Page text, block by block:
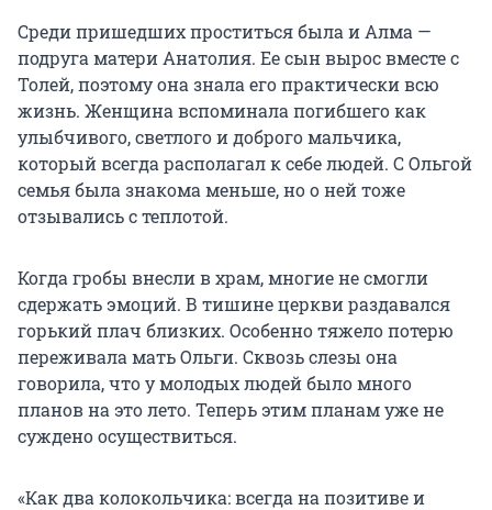
Среди пришедших проститься была и Алма —
подруга матери Анатолия. Ее сын вырос вместе с
Толей, поэтому она знала его практически всю
жизнь. Женщина вспоминала погибшего как
улыбчивого, светлого и доброго мальчика,
который всегда располагал к себе людей. С Ольгой
семья была знакома меньше, но о ней тоже
отзывались с теплотой.
Когда гробы внесли в храм, многие не смогли
сдержать эмоций. В тишине церкви раздавался
горький плач близких. Особенно тяжело потерю
переживала мать Ольги. Сквозь слезы она
говорила, что у молодых людей было много
планов на это лето. Теперь этим планам уже не
суждено осуществиться.
«Как два колокольчика: всегда на позитиве и